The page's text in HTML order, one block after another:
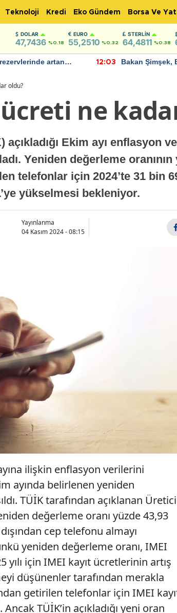
Teknoloji Kredi Eko Gündem Borsa Ve
DOLAR
47,7436 %0.18
EURO
55,2510 %0.32
STERLIN
64,4811 %0.38
artan
12:03
Bakan Şimşek,
oldu?
ne
Ekim ayı enflasyon
Yeniden değerleme
telefonlar için 2024’te 31 bin
yükselmesi bekleniyor.
Yayınlanma
04 Kasım 2024 - 08:15
ilişkin enflasyon verilerini
ayında belirlenen yeniden
TÜİK tarafından açıklanan Üretici
değerleme oranı yüzde 43,93
cep telefonu almayı
yeniden değerleme oranı, IMEI
için IMEI kayıt ücretlerinin artış
düşünenler tarafından merakla
getirilen telefonlar için IMEI
TÜİK’in açıkladığı yeni oran